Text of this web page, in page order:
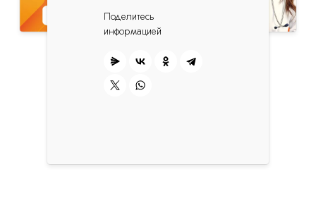
Поделитесь
информацией